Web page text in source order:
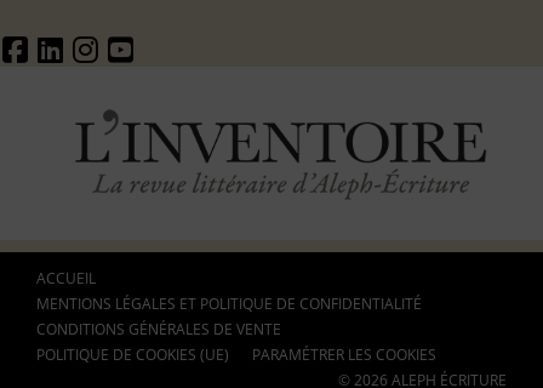
ACCUEIL
MENTIONS LÉGALES ET POLITIQUE DE CONFIDENTIALITÉ
CONDITIONS GÉNÉRALES DE VENTE
POLITIQUE DE COOKIES (UE)
PARAMÉTRER LES COOKIES
© 2026 ALEPH ÉCRITURE